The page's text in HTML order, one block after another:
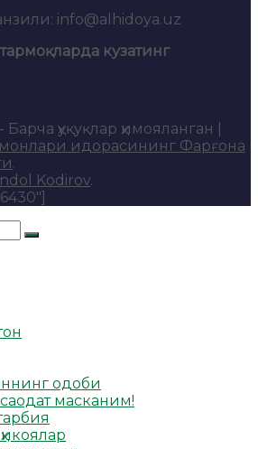
info@alhidoya.uz
кузатинг
- Барча ҳуқуқлар ҳимояланган |
идорасининг Фарғона
.
Kodirov.
одоби
масканим!